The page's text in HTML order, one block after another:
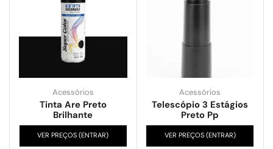
Acessórios
Tinta Are Preto
Brilhante
VER PREÇOS (ENTRAR)
Acessórios
Telescópio 3 Estágios
Preto Pp
VER PREÇOS (ENTRAR)